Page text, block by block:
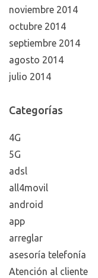
noviembre 2014
octubre 2014
septiembre 2014
agosto 2014
julio 2014
Categorías
4G
5G
adsl
all4movil
android
app
arreglar
asesoría telefonía
Atención al cliente